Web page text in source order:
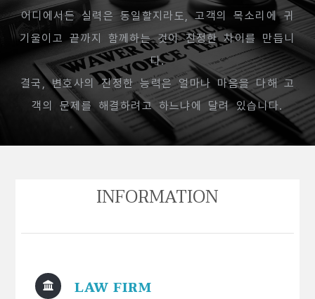
어디에서든 실력은 동일할지라도, 고객의 목소리에 귀
기울이고 끝까지 함께하는 것이 진정한 차이를 만듭니
다.
결국, 변호사의 진정한 능력은 얼마나 마음을 다해 고
객의 문제를 해결하려고 하느냐에 달려 있습니다.
INFORMATION
LAW FIRM